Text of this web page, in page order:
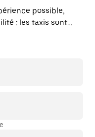
possible,
: les taxis sont
Uber Taxi :